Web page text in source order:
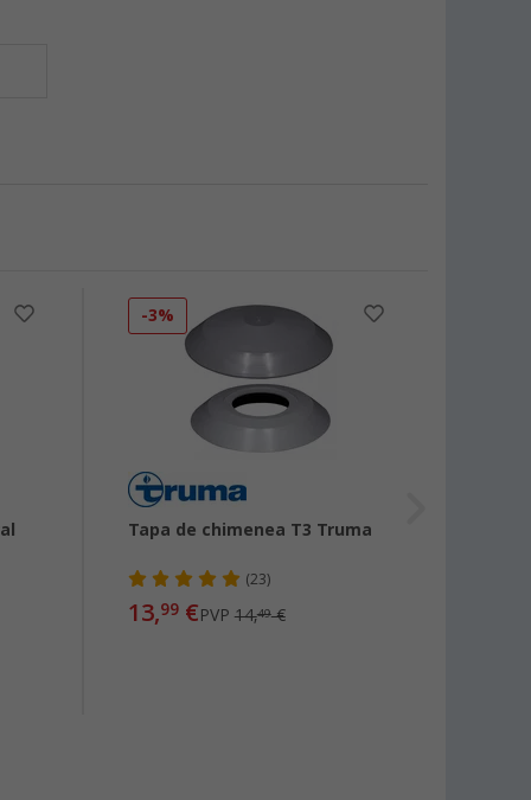
-3%
Tapa de chimenea T3 Truma
(23)
13,99€PVP 14,49€